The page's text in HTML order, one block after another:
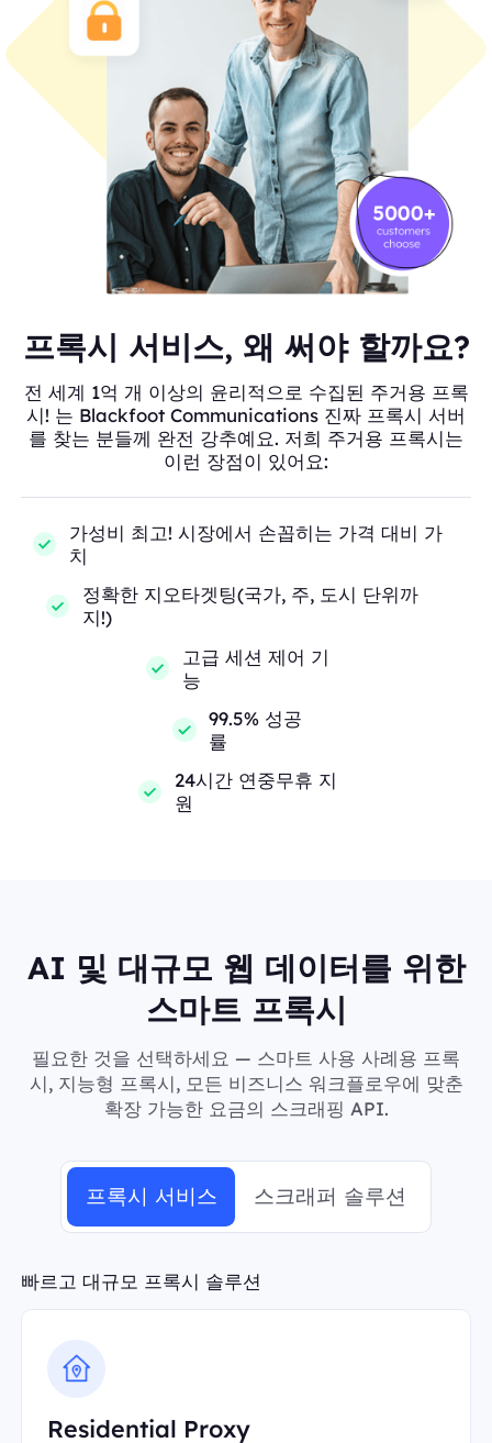
프록시 서비스, 왜 써야 할까요?
전 세계 1억 개 이상의 윤리적으로 수집된 주거용 프록
시! 는 Blackfoot Communications 진짜 프록시 서버
를 찾는 분들께 완전 강추예요. 저희 주거용 프록시는
이런 장점이 있어요:
가성비 최고! 시장에서 손꼽히는 가격 대비 가
치
정확한 지오타겟팅(국가, 주, 도시 단위까
지!)
고급 세션 제어 기
능
99.5% 성공
률
24시간 연중무휴 지
원
AI 및 대규모 웹 데이터를 위한
스마트 프록시
필요한 것을 선택하세요 — 스마트 사용 사례용 프록
시, 지능형 프록시, 모든 비즈니스 워크플로우에 맞춘
확장 가능한 요금의 스크래핑 API.
프록시 서비스 스크래퍼 솔루션
빠르고 대규모 프록시 솔루션
Residential Proxy